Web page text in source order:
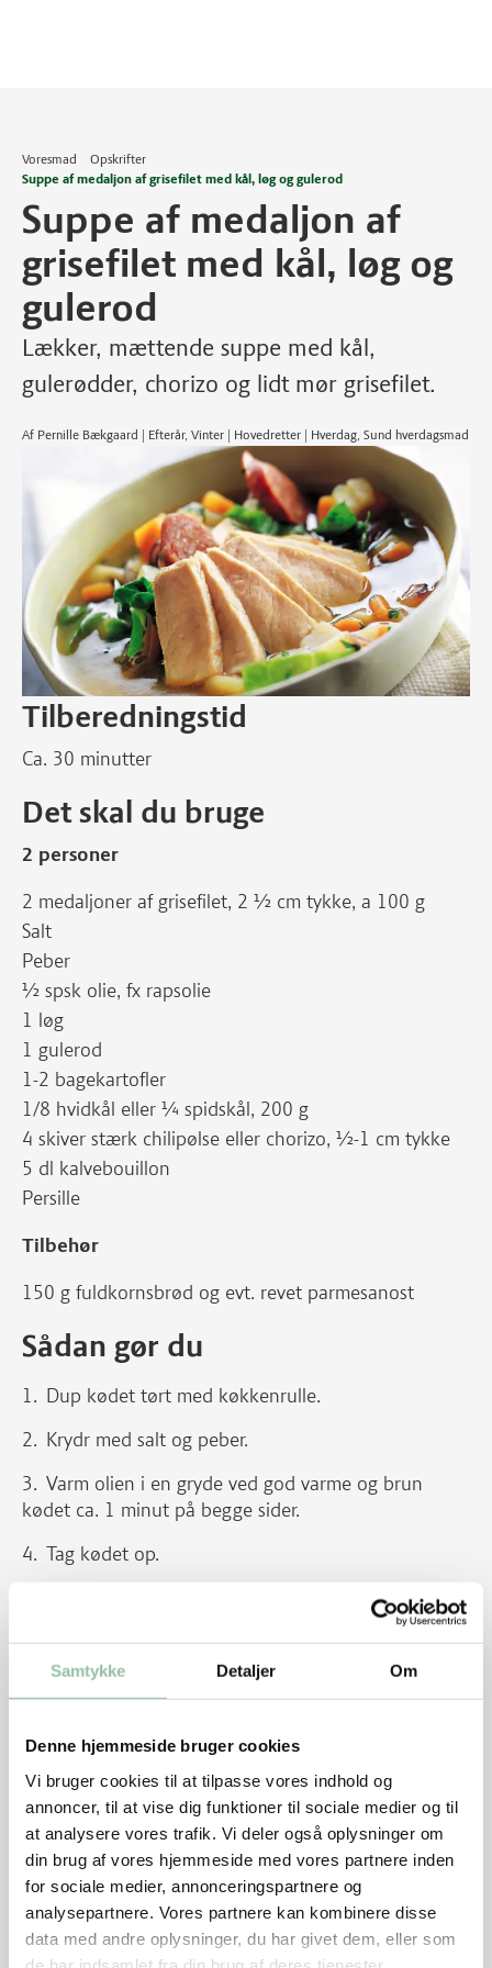
Samtykke Detaljer Om
Denne hjemmeside bruger cookies
Vi bruger cookies til at tilpasse vores indhold og
annoncer, til at vise dig funktioner til sociale medier og til
at analysere vores trafik. Vi deler også oplysninger om
din brug af vores hjemmeside med vores partnere inden
for sociale medier, annonceringspartnere og
analysepartnere. Vores partnere kan kombinere disse
data med andre oplysninger, du har givet dem, eller som
Voresmad
Opskrifter
Suppe af medaljon af grisefilet med kål, løg og gulerod
Suppe af medaljon af
grisefilet med kål, løg og
gulerod
Lækker, mættende suppe med kål,
gulerødder, chorizo og lidt mør grisefilet.
Af Pernille Bækgaard | Efterår, Vinter | Hovedretter | Hverdag, Sund hverdagsmad
Tilberedningstid
Ca. 30 minutter
Det skal du bruge
2 personer
2 medaljoner af grisefilet, 2 ½ cm tykke, a 100 g
Salt
Peber
½ spsk olie, fx rapsolie
1 løg
1 gulerod
1-2 bagekartofler
1/8 hvidkål eller ¼ spidskål, 200 g
4 skiver stærk chilipølse eller chorizo, ½-1 cm tykke
5 dl kalvebouillon
Persille
Tilbehør
150 g fuldkornsbrød og evt. revet parmesanost
Sådan gør du
Dup kødet tørt med køkkenrulle.
Krydr med salt og peber.
Varm olien i en gryde ved god varme og brun
kødet ca. 1 minut på begge sider.
Tag kødet op.
Snit grøntsagerne i tern og strimler og svits dem i
Tilsæt pølse og bouillon.
minutter.
Kog kødet med i suppen i ca. 3 minutter, til kødet
er lige netop gennemkogt.
Tag kødet op. Dæk med stanniol, mens suppen
gøres klar til servering.
Smag suppen til med salt og peber. Hak persillen
og kom den i en skål.